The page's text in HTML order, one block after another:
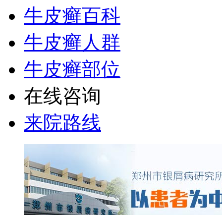
牛皮癣百科
牛皮癣人群
牛皮癣部位
在线咨询
来院路线